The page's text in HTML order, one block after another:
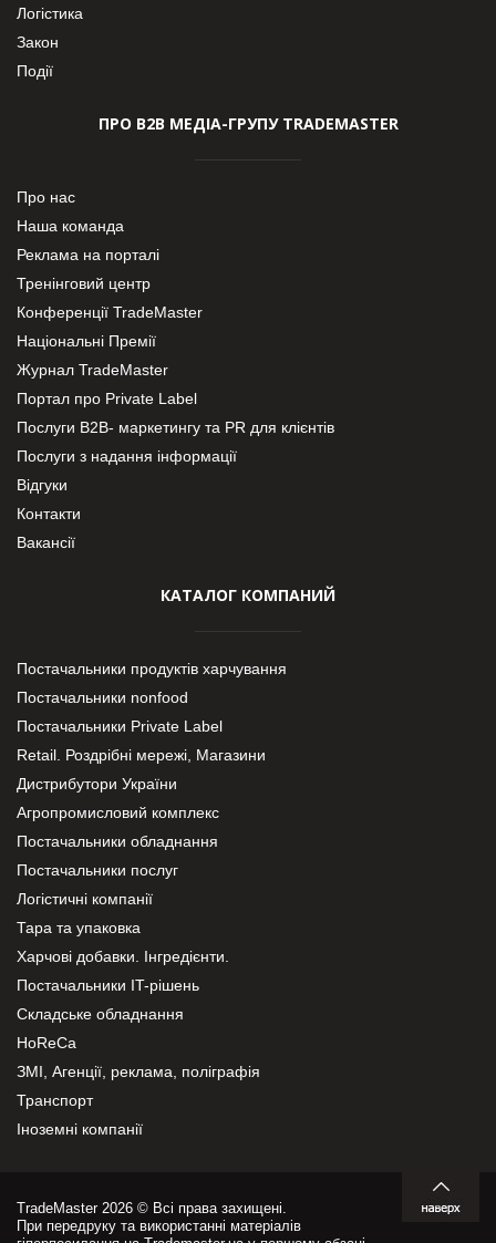
Логістика
Закон
Події
ПРО В2В МЕДІА-ГРУПУ TRADEMASTER
Про нас
Наша команда
Реклама на порталі
Тренінговий центр
Конференції TradeMaster
Національні Премії
Журнал TradeMaster
Портал про Private Label
Послуги В2В- маркетингу та PR для клієнтів
Послуги з надання інформації
Відгуки
Контакти
Вакансії
КАТАЛОГ КОМПАНИЙ
Постачальники продуктів харчування
Постачальники nonfood
Постачальники Private Label
Retail. Роздрібні мережі, Магазини
Дистрибутори України
Агропромисловий комплекс
Постачальники обладнання
Постачальники послуг
Логістичні компанії
Тара та упаковка
Харчові добавки. Інгредієнти.
Постачальники IT-рішень
Складське обладнання
HoReCa
ЗМІ, Агенції, реклама, поліграфія
Транспорт
Іноземні компанії
TradeMaster 2026 © Всі права захищені.
При передруку та використанні матеріалів